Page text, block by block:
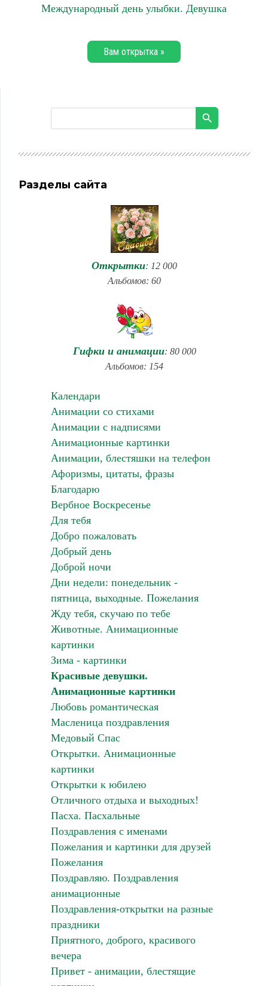
Международный день улыбки. Девушка
Вам открытка »
Разделы сайта
Открытки: 12 000
Альбомов: 60
Гифки и анимации: 80 000
Альбомов: 154
Календари
Анимации со стихами
Анимации с надписями
Анимационные картинки
Анимации, блестяшки на телефон
Афоризмы, цитаты, фразы
Благодарю
Вербное Воскресенье
Для тебя
Добро пожаловать
Добрый день
Доброй ночи
Дни недели: понедельник -
пятница, выходные. Пожелания
Жду тебя, скучаю по тебе
Животные. Анимационные
картинки
Зима - картинки
Красивые девушки.
Анимационные картинки
Любовь романтическая
Масленица поздравления
Медовый Спас
Открытки. Анимационные
картинки
Открытки к юбилею
Отличного отдыха и выходных!
Пасха. Пасхальные
Поздравления с именами
Пожелания и картинки для друзей
Пожелания
Поздравляю. Поздравления
анимационные
Поздравления-открытки на разные
праздники
Приятного, доброго, красивого
вечера
Привет - анимации, блестящие